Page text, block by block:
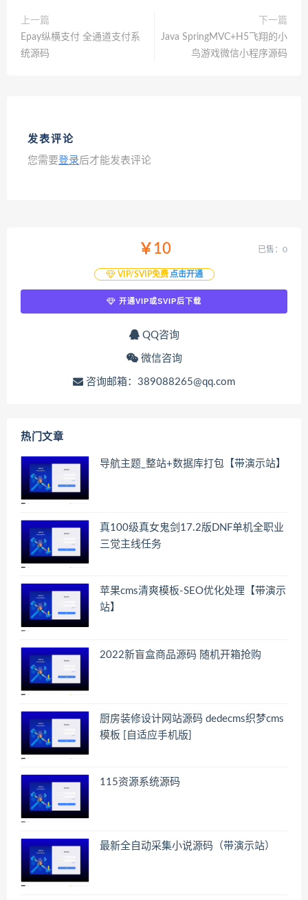
上一篇
Epay纵横支付 全通道支付系
统源码
下一篇
Java SpringMVC+H5飞翔的小
鸟游戏微信小程序源码
发表评论
您需要登录后才能发表评论
￥10
VIP/SVIP免费 点击开通
已售：0
开通VIP或SVIP后下载
QQ咨询
微信咨询
咨询邮箱：389088265@qq.com
热门文章
导航主题_整站+数据库打包【带演示站】
真100级真女鬼剑17.2版DNF单机全职业
三觉主线任务
苹果cms清爽模板-SEO优化处理【带演示
站】
2022新盲盒商品源码 随机开箱抢购
厨房装修设计网站源码 dedecms织梦cms
模板 [自适应手机版]
115资源系统源码
最新全自动采集小说源码（带演示站）